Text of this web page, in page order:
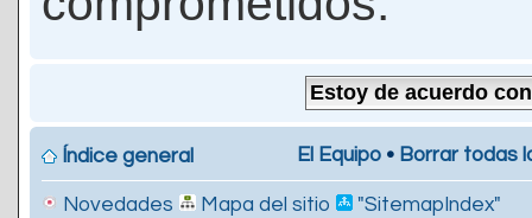
Índice general El Equipo • Borrar todas
Novedades Mapa del sitio "SitemapIndex"